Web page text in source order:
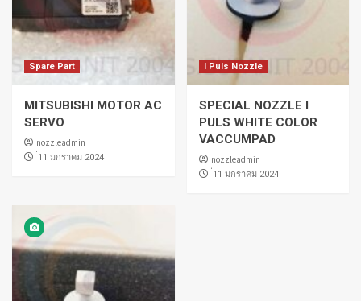
Spare Part
MITSUBISHI MOTOR AC
SERVO
nozzleadmin
่11 มกราคม 2024
I Puls Nozzle
SPECIAL NOZZLE I
PULS WHITE COLOR
VACCUMPAD
nozzleadmin
่11 มกราคม 2024